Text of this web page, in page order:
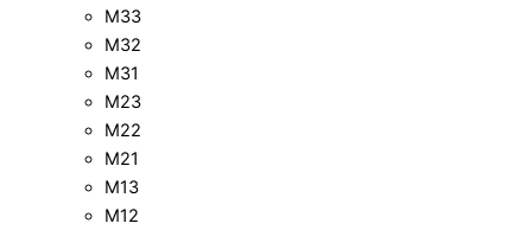
M33
M32
M31
M23
M22
M21
M13
M12